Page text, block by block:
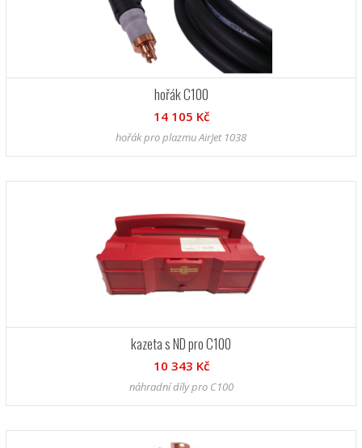
hořák C100
14 105 Kč
hořák pro plazmu AirJet 1038
kazeta s ND pro C100
10 343 Kč
náhradní díly pro C100